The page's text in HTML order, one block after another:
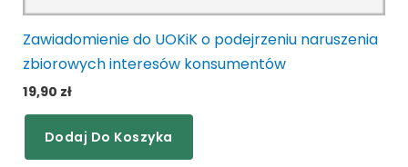
Zawiadomienie do UOKiK o podejrzeniu naruszenia
zbiorowych interesów konsumentów
19,90 zł
Dodaj Do Koszyka